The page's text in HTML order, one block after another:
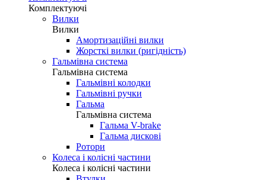
Комплектуючі
Вилки
Вилки
Амортизаційні вилки
Жорсткі вилки (ригідність)
Гальмівна система
Гальмівна система
Гальмівні колодки
Гальмівні ручки
Гальма
Гальмівна система
Гальма V-brake
Гальма дискові
Ротори
Колеса і колісні частини
Колеса і колісні частини